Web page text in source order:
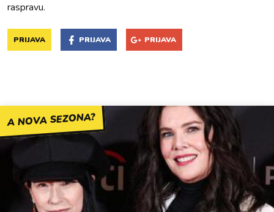
raspravu.
PRIJAVA PRIJAVA PRIJAVA
A NOVA SEZONA?